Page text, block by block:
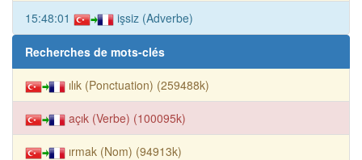
15:48:01 işsiz (Adverbe)
Recherches de mots-clés
ılık (Ponctuation) (259488k)
açık (Verbe) (100095k)
ırmak (Nom) (94913k)